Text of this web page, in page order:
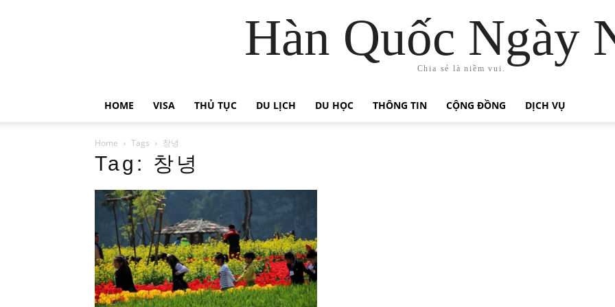
Hàn Quốc Ngày
Chia sẻ là niềm vui.
HOME VISA THỦ TỤC DU LỊCH DU HỌC THÔNG TIN CỘNG ĐỒNG DỊCH VỤ
Home Tags 창녕
Tag: 창녕